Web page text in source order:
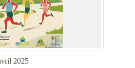
2025